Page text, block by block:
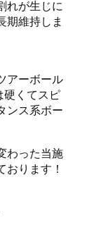
れが生じに
期維持しま
アーボール
硬くてスピ
ンス系ボー
わった当施
ります！